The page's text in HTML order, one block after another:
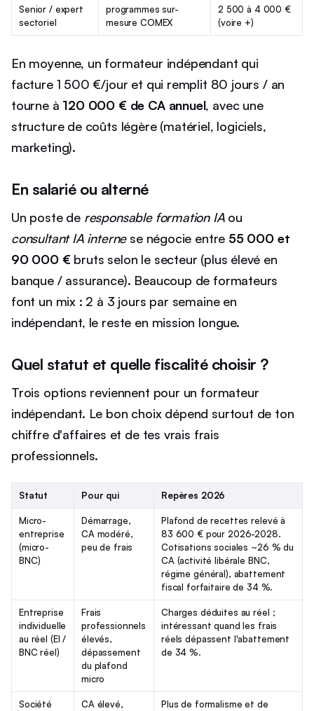
Senior / expert
sectoriel
programmes sur-
mesure COMEX
2 500 à 4 000 €
(voire +)
En moyenne, un formateur indépendant qui
facture 1 500 €/jour et qui remplit 80 jours / an
tourne à 120 000 € de CA annuel, avec une
structure de coûts légère (matériel, logiciels,
marketing).
En salarié ou alterné
Un poste de responsable formation IAou
consultant IA internese négocie entre 55 000 et
90 000 € bruts selon le secteur (plus élevé en
banque / assurance). Beaucoup de formateurs
font un mix : 2 à 3 jours par semaine en
indépendant, le reste en mission longue.
Quel statut et quelle fiscalité choisir ?
Trois options reviennent pour un formateur
indépendant. Le bon choix dépend surtout de ton
chiffre d'affaires et de tes vrais frais
professionnels.
Statut Pour qui Repères 2026
Micro-
entreprise
(micro-
BNC)
Démarrage,
CA modéré,
peu de frais
Plafond de recettes relevé à
83 600 € pour 2026-2028.
Cotisations sociales ~26 % du
CA (activité libérale BNC,
régime général), abattement
fiscal forfaitaire de 34 %.
Entreprise
individuelle
au réel (EI /
BNC réel)
Frais
professionnels
élevés,
dépassement
du plafond
micro
Charges déduites au réel ;
intéressant quand les frais
réels dépassent l'abattement
de 34 %.
Société
CA élevé,
Plus de formalisme et de